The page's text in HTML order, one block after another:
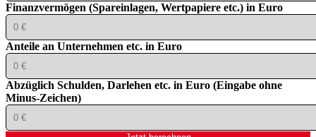
Finanzvermögen (Spareinlagen, Wertpapiere etc.) in Euro
Anteile an Unternehmen etc. in Euro
Abzüglich Schulden, Darlehen etc. in Euro (Eingabe ohne
Minus-Zeichen)